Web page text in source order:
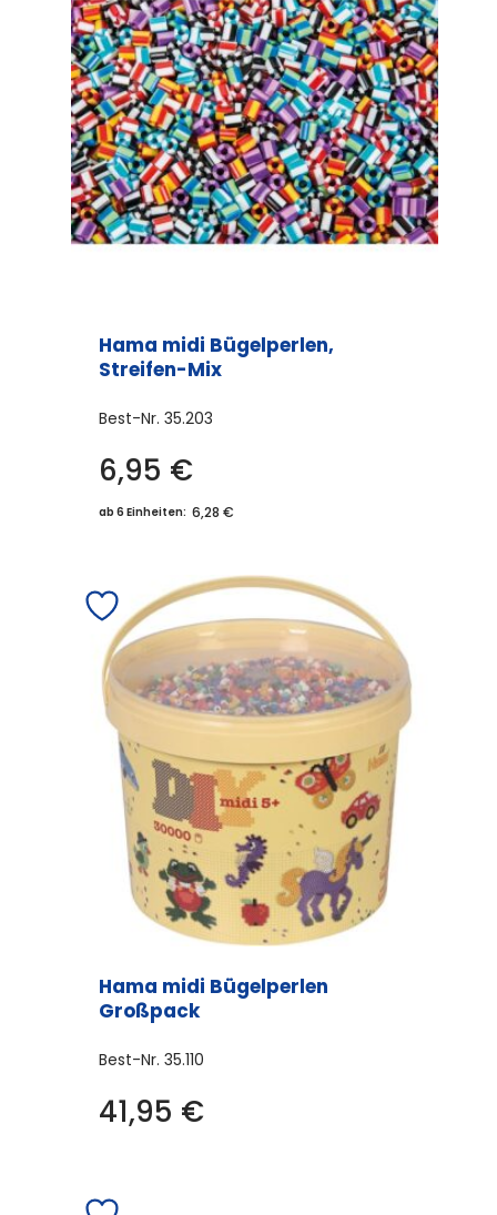
Hama midi Bügelperlen,
Streifen-Mix
Best-Nr. 35.203
6,95 €
ab 6 Einheiten: 6,28 €
Hama midi Bügelperlen
Großpack
Best-Nr. 35.110
41,95 €